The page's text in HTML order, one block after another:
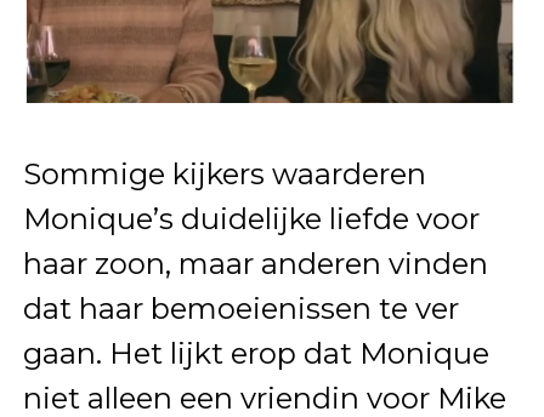
Sommige kijkers waarderen
Monique’s duidelijke liefde voor
haar zoon, maar anderen vinden
dat haar bemoeienissen te ver
gaan. Het lijkt erop dat Monique
niet alleen een vriendin voor Mike